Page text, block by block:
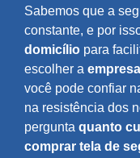
Sabemos que a
constante, e por
domicílio para
escolher a
você pode confiar
na resistência dos
pergunta quanto
comprar tela de